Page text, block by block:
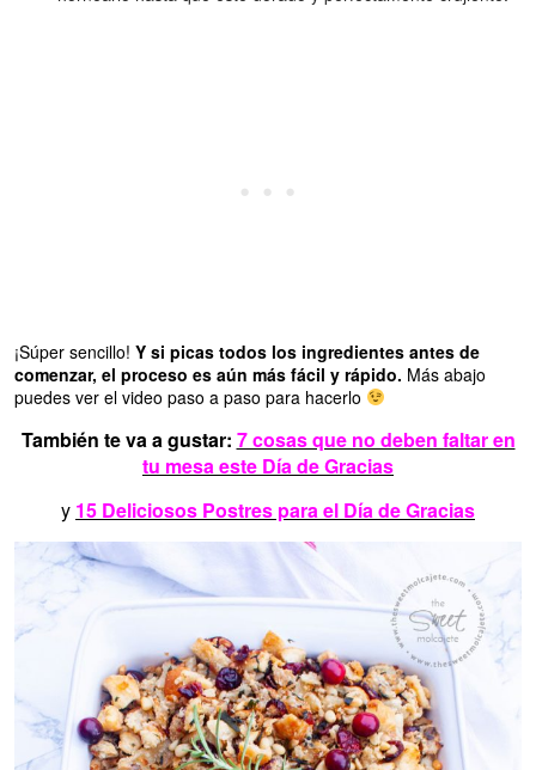
¡Súper sencillo! Y si picas todos los ingredientes antes de
comenzar, el proceso es aún más fácil y rápido. Más abajo
puedes ver el video paso a paso para hacerlo
También te va a gustar: 7 cosas que no deben faltar en
tu mesa este Día de Gracias
y 15 Deliciosos Postres para el Día de Gracias